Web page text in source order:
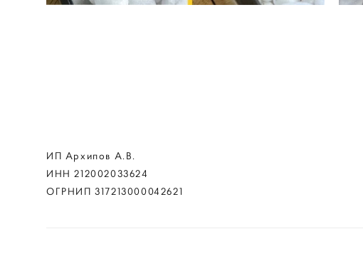
ИП Архипов А.В.
ИНН 212002033624
ОГРНИП 317213000042621